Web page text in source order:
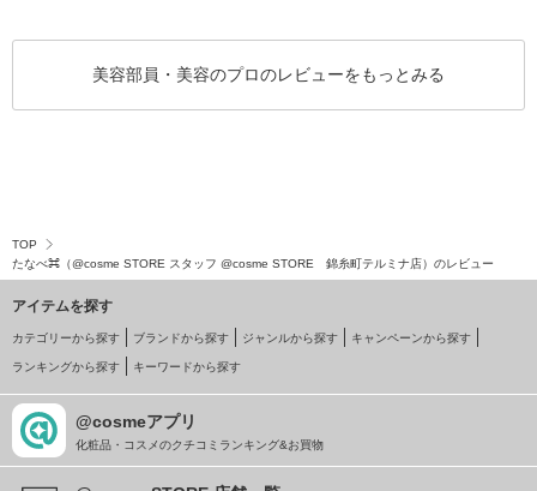
美容部員・美容のプロのレビューをもっとみる
TOP
たなべ⌘（@cosme STORE スタッフ @cosme STORE 錦糸町テルミナ店）のレビュー
アイテムを探す
カテゴリーから探す ブランドから探す ジャンルから探す キャンペーンから探す
ランキングから探す キーワードから探す
@cosmeアプリ
化粧品・コスメのクチコミランキング&お買物